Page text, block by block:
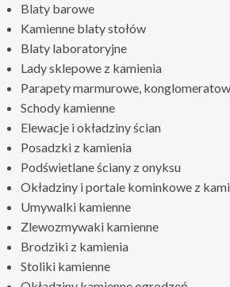
Blaty barowe
Kamienne blaty stołów
Blaty laboratoryjne
Lady sklepowe z kamienia
Parapety marmurowe,
Schody kamienne
Elewacje i okładziny ścian
Posadzki z kamienia
Podświetlane ściany z onyksu
Okładziny i portale kominkowe z
Umywalki kamienne
Zlewozmywaki kamienne
Brodziki z kamienia
Stoliki kamienne